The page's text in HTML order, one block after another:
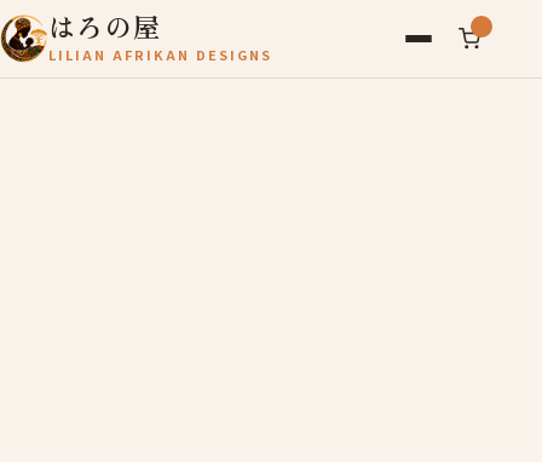
はろの屋
LILIAN AFRIKAN DESIGNS